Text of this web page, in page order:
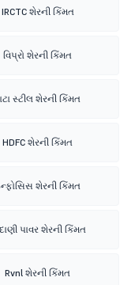
IRCTC શેરની કિંમત
વિપ્રો શેરની કિંમત
સ્ટીલ શેરની કિંમત
HDFC શેરની કિંમત
શેરની કિંમત
પાવર શેરની કિંમત
Rvnl શેરની કિંમત